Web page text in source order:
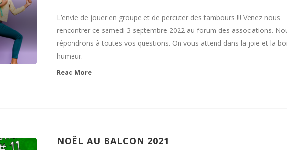
L’envie de jouer en groupe et de percuter des tambours !!! Venez nous
rencontrer ce samedi 3 septembre 2022 au forum des associations.
répondrons à toutes vos questions. On vous attend dans la joie et la
humeur.
Read More
NOËL AU BALCON 2021